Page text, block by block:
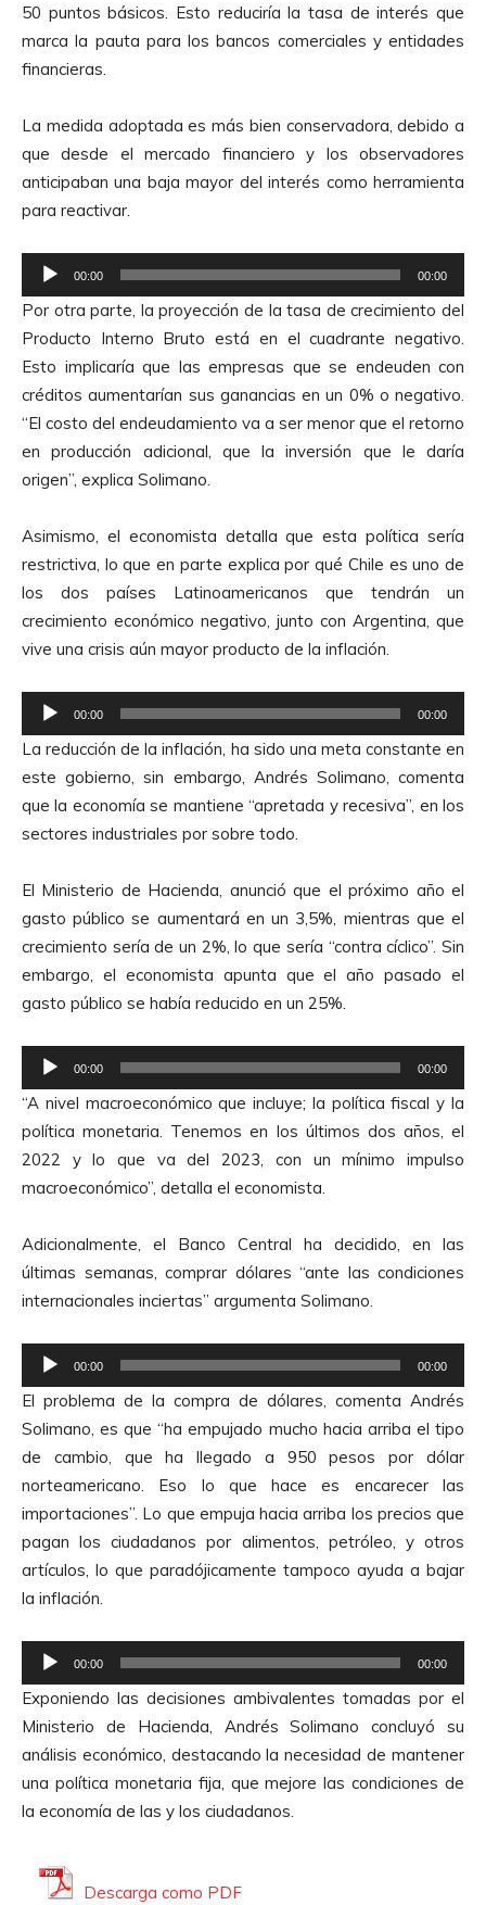
50 puntos básicos. Esto reduciría la tasa de interés que
marca la pauta para los bancos comerciales y entidades
financieras.
La medida adoptada es más bien conservadora, debido a
que desde el mercado financiero y los observadores
anticipaban una baja mayor del interés como herramienta
para reactivar.
e
p
r
o
d
c
t
r
d
e
A
u
d
o
00:00 00:00
Por otra parte, la proyección de la tasa de crecimiento del
Producto Interno Bruto está en el cuadrante negativo.
Esto implicaría que las empresas que se endeuden con
créditos aumentarían sus ganancias en un 0% o negativo.
“El costo del endeudamiento va a ser menor que el retorno
en producción adicional, que la inversión que le daría
origen”, explica Solimano.
Asimismo, el economista detalla que esta política sería
restrictiva, lo que en parte explica por qué Chile es uno de
los dos países Latinoamericanos que tendrán un
crecimiento económico negativo, junto con Argentina, que
vive una crisis aún mayor producto de la inflación.
e
p
r
o
d
c
t
o
r
d
e
u
d
i
o
00:00 00:00
La reducción de la inflación, ha sido una meta constante en
este gobierno, sin embargo, Andrés Solimano, comenta
que la economía se mantiene “apretada y recesiva”, en los
sectores industriales por sobre todo.
El Ministerio de Hacienda, anunció que el próximo año el
gasto público se aumentará en un 3,5%, mientras que el
crecimiento sería de un 2%, lo que sería “contra cíclico”. Sin
embargo, el economista apunta que el año pasado el
gasto público se había reducido en un 25%.
e
p
r
o
d
c
t
o
r
e
A
u
d
i
o
00:00 00:00
“A nivel macroeconómico que incluye; la política fiscal y la
política monetaria. Tenemos en los últimos dos años, el
2022 y lo que va del 2023, con un mínimo impulso
macroeconómico”, detalla el economista.
Adicionalmente, el Banco Central ha decidido, en las
últimas semanas, comprar dólares “ante las condiciones
internacionales inciertas” argumenta Solimano.
e
p
r
o
d
u
c
t
o
r
e
A
u
d
i
00:00 00:00
El problema de la compra de dólares, comenta Andrés
Solimano, es que “ha empujado mucho hacia arriba el tipo
de cambio, que ha llegado a 950 pesos por dólar
norteamericano. Eso lo que hace es encarecer las
importaciones”. Lo que empuja hacia arriba los precios que
pagan los ciudadanos por alimentos, petróleo, y otros
artículos, lo que paradójicamente tampoco ayuda a bajar
la inflación.
e
p
r
o
d
u
00:00 00:00
Exponiendo las decisiones ambivalentes tomadas por el
Ministerio de Hacienda, Andrés Solimano concluyó su
análisis económico, destacando la necesidad de mantener
una política monetaria fija, que mejore las condiciones de
la economía de las y los ciudadanos.
Descarga como PDF